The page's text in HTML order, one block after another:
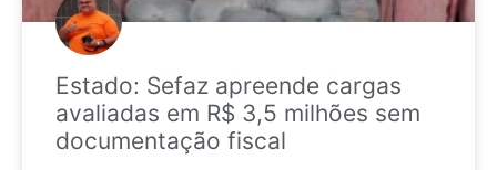
Estado: Sefaz apreende cargas
avaliadas em R$ 3,5 milhões sem
documentação fiscal